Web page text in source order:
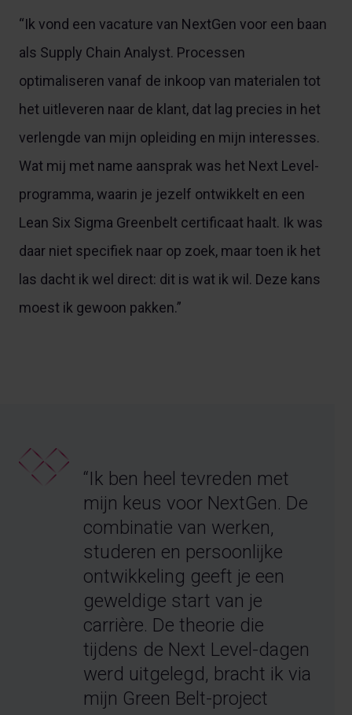
“Ik vond een vacature van NextGen voor een baan
als Supply Chain Analyst. Processen
optimaliseren vanaf de inkoop van materialen tot
het uitleveren naar de klant, dat lag precies in het
verlengde van mijn opleiding en mijn interesses.
Wat mij met name aansprak was het Next Level-
programma, waarin je jezelf ontwikkelt en een
Lean Six Sigma Greenbelt certificaat haalt. Ik was
daar niet specifiek naar op zoek, maar toen ik het
las dacht ik wel direct: dit is wat ik wil. Deze kans
moest ik gewoon pakken.”
“Ik ben heel tevreden met
mijn keus voor NextGen. De
combinatie van werken,
studeren en persoonlijke
ontwikkeling geeft je een
geweldige start van je
carrière. De theorie die
tijdens de Next Level-dagen
werd uitgelegd, bracht ik via
mijn Green Belt-project